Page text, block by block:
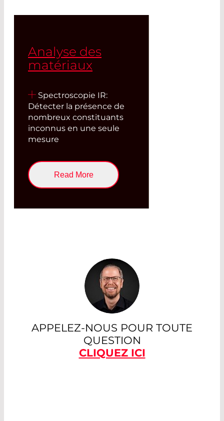
Analyse des
matériaux
Spectroscopie IR:
Détecter la présence de
nombreux constituants
inconnus en une seule
mesure
Read More
APPELEZ-NOUS POUR TOUTE
QUESTION
CLIQUEZ ICI